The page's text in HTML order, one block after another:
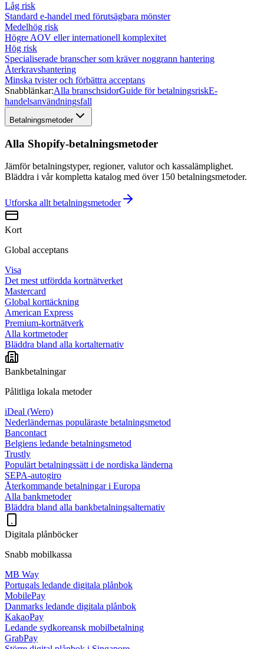
Låg risk
Standard e-handel med förutsägbara mönster
Medelhög risk
Högre AOV eller internationell komplexitet
Hög risk
Specialiserade branscher som kräver noggrann hantering
Återkravshantering
Minska tvister och förbättra acceptans
Snabblänkar:Alla branschsidorGuide för betalningsriskE-
handelsanvändningsfall
Betalningsmetoder
Alla Shopify-betalningsmetoder
Jämför betalningstyper, regioner, valutor och kassalämplighet.
Bläddra i vår kompletta katalog med över 150 betalningsmetoder.
Utforska allt betalningsmetoder
Kort
Global acceptans
Visa
Det mest utfördda kortnätverket
Mastercard
Global korttäckning
American Express
Premium-kortnätverk
Alla kortmetoder
Bläddra bland alla kortalternativ
Bankbetalningar
Pålitliga lokala metoder
iDeal (Wero)
Nederländernas populäraste betalningsmetod
Bancontact
Belgiens ledande betalningsmetod
Trustly
Populärt betalningssätt i de nordiska länderna
SEPA-autogiro
Återkommande betalningar i Europa
Alla bankmetoder
Bläddra bland alla bankbetalningsalternativ
Digitala plånböcker
Snabb mobilkassa
MB Way
Portugals ledande digitala plånbok
MobilePay
Danmarks ledande digitala plånbok
KakaoPay
Ledande sydkoreansk mobilbetalning
GrabPay